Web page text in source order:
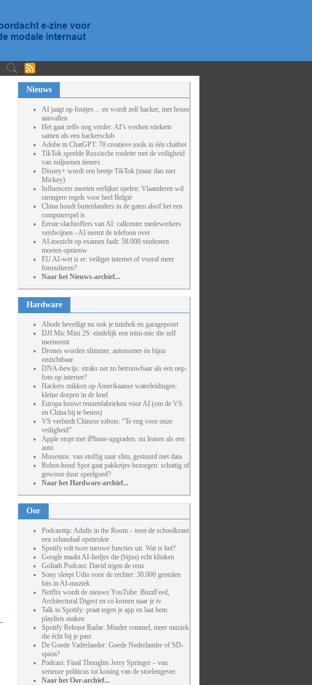
Nieuws
AI jaagt op foutjes… en wordt zelf hacker, met heuse
aanvallen
Het gaat zelfs nog verder: AI’s werken stiekem
samen als een hackersclub
Adobe in ChatGPT: 70 creatieve tools in één chatbot
TikTok speelde Russische roulette met de veiligheid
van miljoenen tieners
Disney+ wordt een beetje TikTok (maar dan met
Mickey)
Influencers moeten eerlijker spelen: Vlaanderen wil
strengere regels voor heel België
China houdt buitenlanders in de gaten alsof het een
computerspel is
Eerste slachtoffers van AI: callcenter medewerkers
verdwijnen - AI neemt de telefoon over
AI-toezicht op examen faalt: 58.000 studenten
moeten opnieuw
EU AI-wet is er: veiliger internet of vooral meer
formulieren?
Naar het Nieuws-archief...
Hardware
Abode beveiligt nu ook je tuinhek en garagepoort
DJI Mic Mini 2S: eindelijk een mini-mic die zelf
meeneemt
Drones worden slimmer, autonomer én bijna
onzichtbaar
DNA-bewijs: straks net zo betrouwbaar als een nep-
foto op internet?
Hackers mikken op Amerikaanse waterleidingen:
kleine dorpen in de knel
Europa bouwt reuzenfabrieken voor AI (om de VS
en China bij te benen)
VS verbiedt Chinese robots: “Te eng voor onze
veiligheid”
Apple stopt met iPhone-upgraden: nu leasen als een
auto
Museums: van stoffig naar slim, gestuurd met data
Robot-hond Spot gaat pakketjes bezorgen: schattig of
gewoon duur speelgoed?
Naar het Hardware-archief...
Oor
Podcasttip: Adults in the Room – toen de schoolkrant
een schandaal openrukte
Spotify rolt twee nieuwe functies uit. Wat is het?
Google maakt AI-liedjes die (bijna) echt klinken
Goliath Podcast: David tegen de reus
Sony sleept Udio voor de rechter: 30.000 gestolen
hits in AI-muziek
Netflix wordt de nieuwe YouTube: BuzzFeed,
Architectural Digest en co komen naar je tv
Talk to Spotify: praat tegen je app en laat hem
playlists maken
Spotify Release Radar: Minder rommel, meer muziek
die écht bij je past
De Goede Vaderlander: Goede Nederlander of SD-
spion?
Podcast: Final Thoughts Jerry Springer – van
serieuze politicus tot koning van de stoelengevec
Naar het Oor-archief...